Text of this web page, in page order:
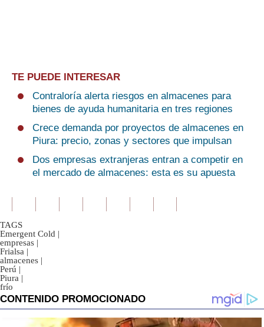
TE PUEDE INTERESAR
Contraloría alerta riesgos en almacenes para
bienes de ayuda humanitaria en tres regiones
Crece demanda por proyectos de almacenes en
Piura: precio, zonas y sectores que impulsan
Dos empresas extranjeras entran a competir en
el mercado de almacenes: esta es su apuesta
TAGS
Emergent Cold |
empresas |
Frialsa |
almacenes |
Perú |
Piura |
frío